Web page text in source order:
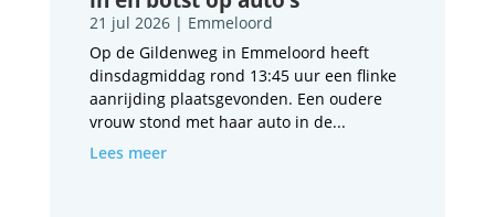
21 jul 2026| Emmeloord
Op de Gildenweg in Emmeloord heeft
dinsdagmiddag rond 13:45 uur een flinke
aanrijding plaatsgevonden. Een oudere
vrouw stond met haar auto in de...
Lees meer